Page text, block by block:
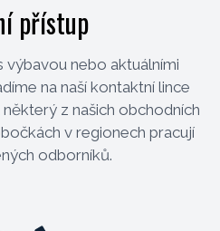
přístup
nebo aktuálními
na naší kontaktní lince
z našich obchodních
v regionech pracují
odborníků.